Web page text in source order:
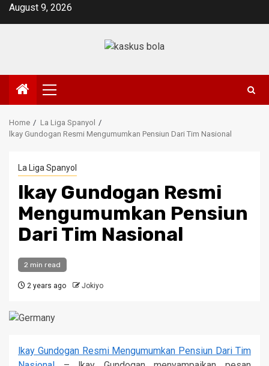
SkipAugust 9, 2026
Primary
Menu
Home
La Liga Spanyol
lkay Gundogan Resmi Mengumumkan Pensiun Dari Tim Nasional
La Liga Spanyol
lkay Gundogan Resmi
Mengumumkan Pensiun
Dari Tim Nasional
2 min read
2 years ago Jokiyo
lkay Gundogan Resmi Mengumumkan Pensiun Dari Tim